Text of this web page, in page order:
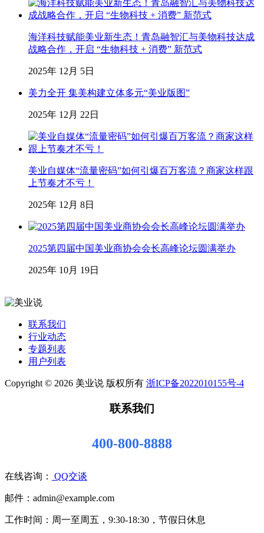
海洋科技赋能美业新生态！青岛融智汇与美物科技达成
战略合作，开启 “生物科技 + 消费” 新范式
2025年 12月 5日
美力全开 集美构建立体多元“美业版图”
2025年 12月 22日
美业自媒体“流量密码”如何引爆百万客流？商家这样跟
上节奏才不亏！
2025年 12月 8日
2025第四届中国美业商协会会长高峰论坛圆满举办
2025年 10月 19日
联系我们
行业动态
专题列表
用户列表
Copyright © 2026 美业说 版权所有 浙ICP备2022010155号-4
联系我们
400-800-8888
在线咨询： QQ交谈
邮件：admin@example.com
工作时间：周一至周五，9:30-18:30，节假日休息